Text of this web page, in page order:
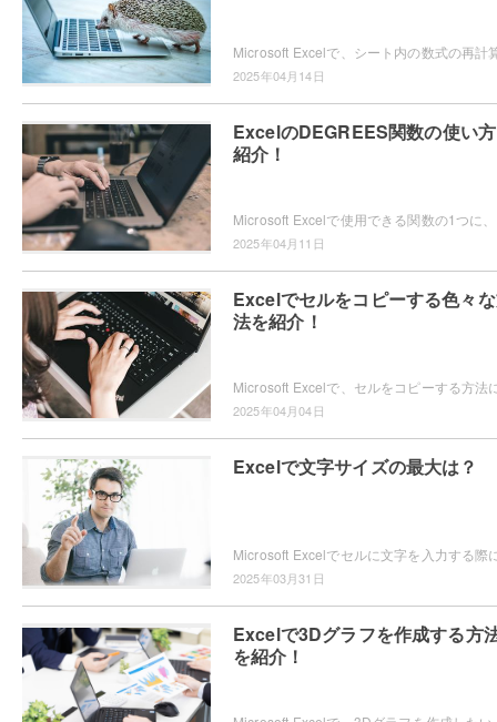
2025年04月14日
ExcelのDEGREES関数の使い
紹介！
2025年04月11日
Excelでセルをコピーする色々
法を紹介！
2025年04月04日
Excelで文字サイズの最大は？
2025年03月31日
Excelで3Dグラフを作成する方
を紹介！